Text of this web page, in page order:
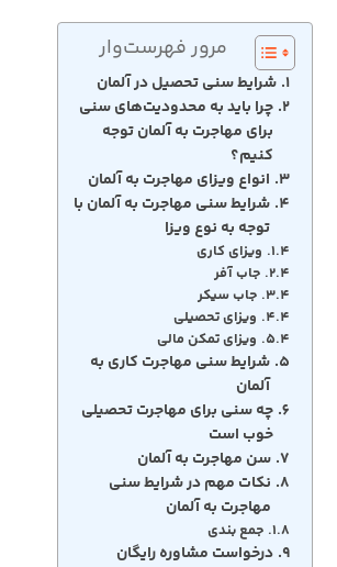
مرور فهرست‌وار
شرایط سنی تحصیل در آلمان
چرا باید به محدودیت‌های سنی
برای مهاجرت به آلمان توجه
کنیم؟
انواع ویزای مهاجرت به آلمان
شرایط سنی مهاجرت به آلمان با
توجه به نوع ویزا
ویزای کاری
جاب آفر
جاب سیکر
ویزای تحصیلی
ویزای تمکن مالی
شرایط سنی مهاجرت کاری به
آلمان
چه سنی برای مهاجرت تحصیلی
خوب است
سن مهاجرت به آلمان
نکات مهم در شرایط سنی
مهاجرت به آلمان
جمع بندی
درخواست مشاوره رایگان